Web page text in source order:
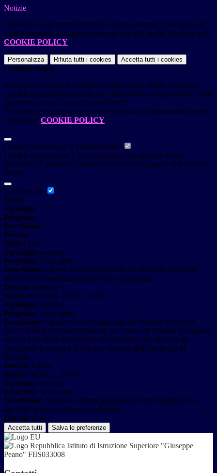
Notizie
Questo sito o gli strumenti terzi da questo utilizzati si avvalgono di
cookie necessari al funzionamento ed utili alle finalità illustrate nella
COOKIE POLICY.
Personalizza Rifiuta tutti i cookies Accetta tutti i cookies
Gestione cookie
In questa schermata è possibile scegliere quali cookie consentire.
I cookie necessari sono quelli che consentono il funzionamento della
piattaforma e non è possibile disabilitarli.
Per conoscere quali sono i cookie necessari al funzionamento potete
visionare la COOKIE POLICY.
Cookie necessari per il funzionamento
I cookie necessari per il funzionamento non possono essere
disabilitati. È possibile consultare l'elenco nella pagina della cookie
policy.
youtube.com
Nome
Tipologia
Proprieta
Descrizione
Durata
Nome: YSC
Tipologia: analitico
Proprieta: Terza-parte
Descrizione: Questo cookie è impostato da YouTube per tenere
traccia delle visualizzazioni dei video incorporati.
Durata: Sessione
Nome: VISITOR_INFO1_LIVE
Tipologia: analitico
Proprieta: Terza-parte
Descrizione: Questo cookie è impostato da Youtube per tenere
traccia delle preferenze dell'utente per i video di Youtube incorporati
nei siti; può anche determinare se il visitatore del sito web sta
utilizzando la nuova o la vecchia versione dell'interfaccia di
Youtube.
Durata: 6 mesi
Nome: DEVICE_INFO
Tipologia: analitico
Proprieta: Terza-parte
Descrizione: YouTube utilizza questo cookie per identificare la
tipologia di device utilizzata dall'utente
Durata: 6 mesi
Accetta tutti Salva le preferenze
Istituto di Istruzione Superiore "Giuseppe
Peano" FIIS033008